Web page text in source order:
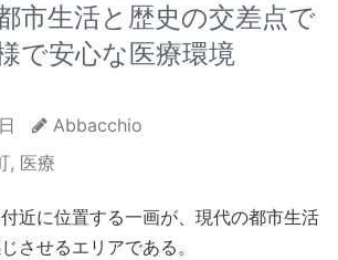
市生活と歴史の交差点で
で安心な医療環境
Abbacchio
, 医療
近に位置する一画が、現代の都市生活
させるエリアである。